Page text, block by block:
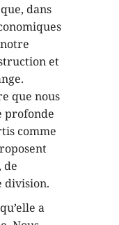
dans
et
que nous
profonde
comme
de
division.
a